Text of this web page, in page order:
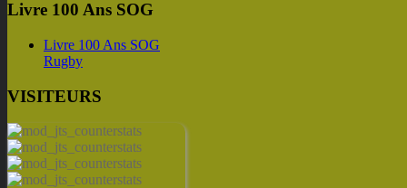
Livre 100 Ans SOG
Livre 100 Ans SOG
Rugby
VISITEURS